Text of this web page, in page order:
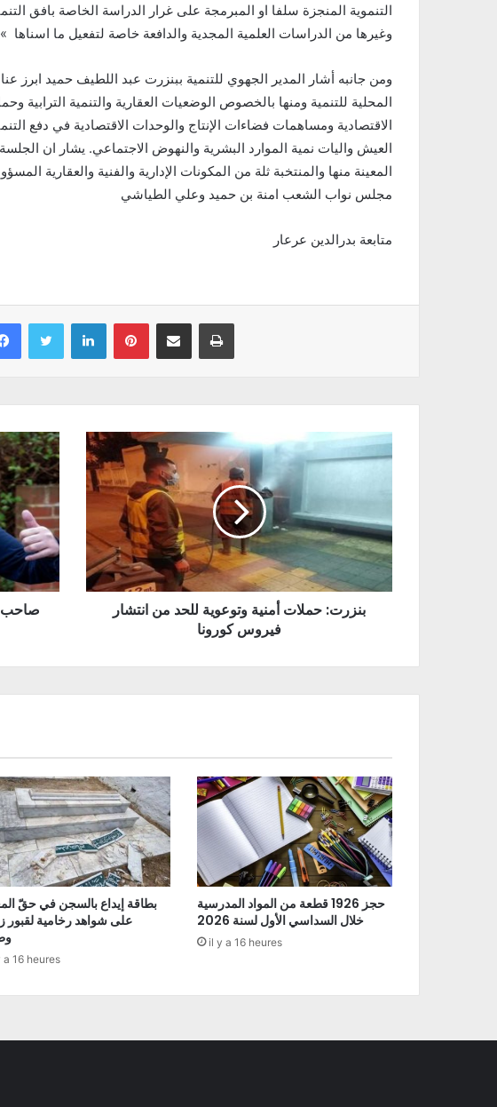
وغيرها من الدراسات العلمية المجدية والدافعة خاصة لتفعيل ما اسناها »
ومن جانبه أشار المدير الجهوي للتنمية ببنزرت عبد اللطيف حميد ابرز
المحلية للتنمية ومنها بالخصوص الوضعيات العقارية والتنمية الترابية
الاقتصادية ومساهمات فضاءات الإنتاج والوحدات الاقتصادية في دفع
العيش واليات نمية الموارد البشرية والنهوض الاجتماعي. يشار ان
المعينة منها والمنتخبة ثلة من المكونات الإدارية والفنية والعقارية
مجلس نواب الشعب امنة بن حميد وعلي الطياشي
متابعة بدرالدين عرعار
Facebook Twitter Linkedin Pinterest Partager par email Imprimer
بنزرت: حملات أمنية وتوعوية للحد من انتشار
فيروس كورونا
بطاقة إيداع بالسجن في حقّ
على شواهد رخامية لقبور
a 16 heures
حجز 1926 قطعة من المواد المدرسية
خلال السداسي الأول لسنة 2026
il y a 16 heures